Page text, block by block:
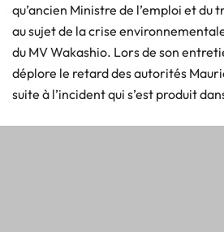
qu’ancien Ministre de l’emploi et du
au sujet de la crise
du MV Wakashio. Lors de son
déplore le retard des autorités
suite à l’incident qui s’est produit